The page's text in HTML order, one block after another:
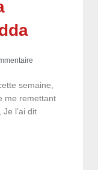
semaine,
me remettant
l’ai dit